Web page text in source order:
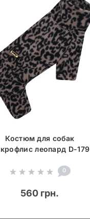
Костюм для собак
леопард D-179
0
560 грн.